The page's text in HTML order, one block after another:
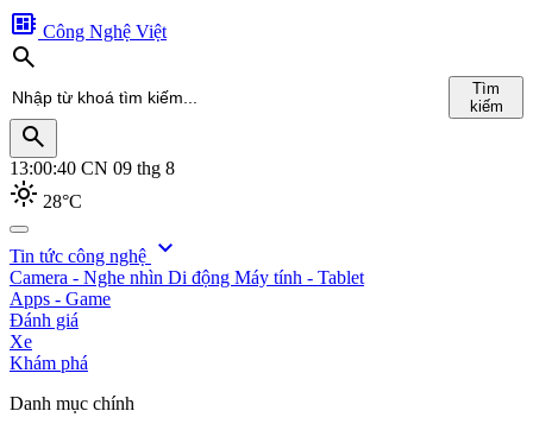
developer_board Công Nghệ Việt
search
Tìm
kiếm
search
13:00:41 CN 09 thg 8
light_mode 28°C
search
Tin tức công nghệ expand_more
Camera - Nghe nhìn Di động Máy tính - Tablet
Apps - Game
Đánh giá
Xe
Khám phá
Danh mục chính